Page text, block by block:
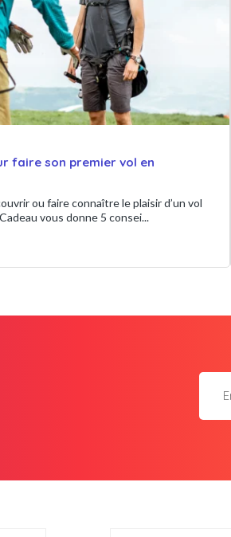
faire son premier vol en
ou faire connaître le plaisir d’un vol
Cadeau vous donne 5 consei...